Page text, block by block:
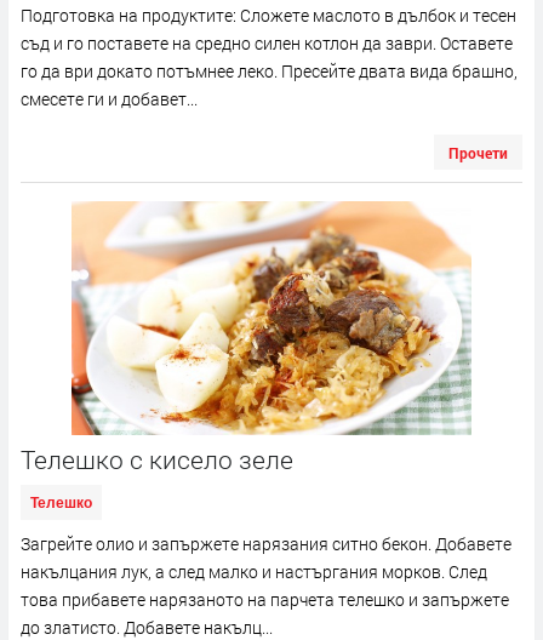
Подготовка на продуктите: Сложете маслото в дълбок и тесен
съд и го поставете на средно силен котлон да заври. Оставете
го да ври докато потъмнее леко. Пресейте двата вида брашно,
смесете ги и добавет...
Прочети
Телешко с кисело зеле
Телешко
Загрейте олио и запържете нарязания ситно бекон. Добавете
накълцания лук, а след малко и настъргания морков. След
това прибавете нарязаното на парчета телешко и запържете
до златисто. Добавете накълц...